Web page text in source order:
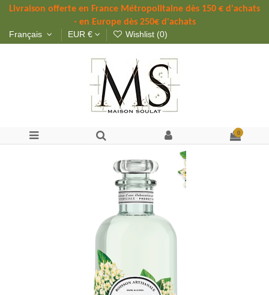
Livraison offerte en France Métropolitaine dès 150 € d'achats
- en Europe dès 250€ d'achats
Français EUR € Wishlist (0)
0